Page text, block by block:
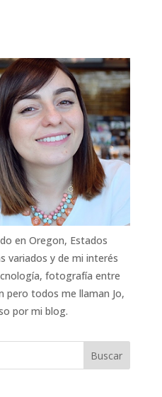
en Oregon, Estados
variados y de mi interés
fotografía entre
pero todos me llaman Jo,
por mi blog.